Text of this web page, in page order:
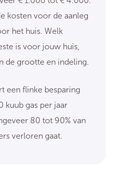
kosten voor de aanleg
het huis. Welk
is voor jouw huis,
de grootte en indeling.
een flinke besparing
kuub gas per jaar
80 tot 90% van
verloren gaat.